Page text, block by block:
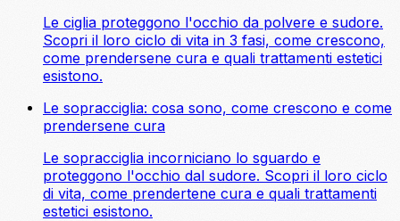
Le ciglia proteggono l'occhio da polvere e sudore.
Scopri il loro ciclo di vita in 3 fasi, come crescono,
come prendersene cura e quali trattamenti estetici
esistono.
Le sopracciglia: cosa sono, come crescono e come
prendersene cura
Le sopracciglia incorniciano lo sguardo e
proteggono l'occhio dal sudore. Scopri il loro ciclo
di vita, come prendertene cura e quali trattamenti
estetici esistono.